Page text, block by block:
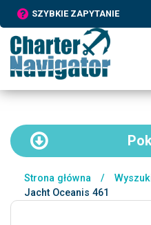
SZYBKIE ZAPYTANIE
Strona główna /
Jacht Oceanis 461